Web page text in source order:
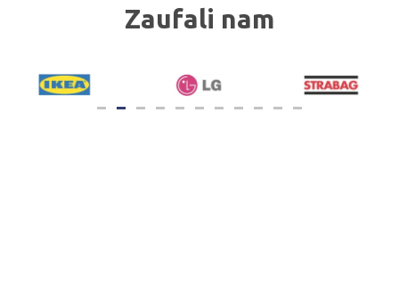
Zaufali nam